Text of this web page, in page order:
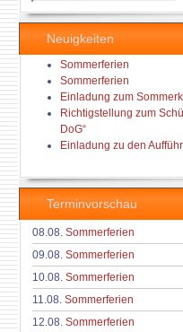
...
Neuigkeiten
Sommerferien
Sommerferien
Einladung zum
Richtigstellung zum
DoG“
Einladung zu den
Terminvorschau
08.08. Sommerferien
09.08. Sommerferien
10.08. Sommerferien
11.08. Sommerferien
12.08. Sommerferien